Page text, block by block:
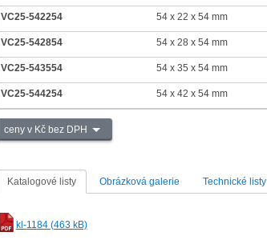
VC25-542254 54 x 22 x 54 mm
VC25-542854 54 x 28 x 54 mm
VC25-543554 54 x 35 x 54 mm
VC25-544254 54 x 42 x 54 mm
ceny v Kč bez DPH
Katalogové listy Obrázková galerie Technické listy
kl-1184 (463 kB)